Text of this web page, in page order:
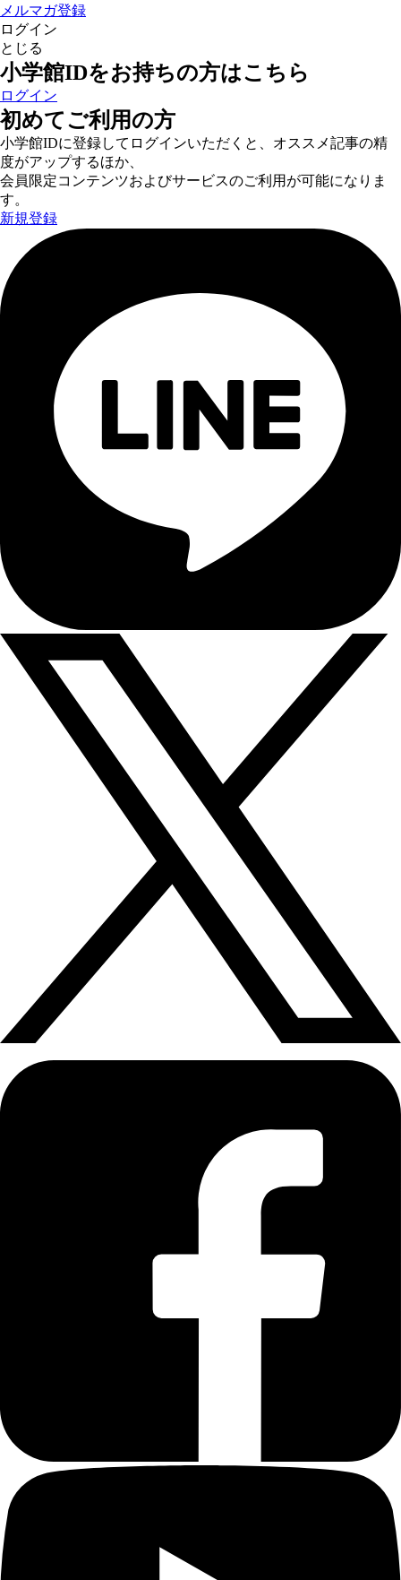
メルマガ登録
ログイン
とじる
小学館IDをお持ちの方はこちら
ログイン
初めてご利用の方
小学館IDに登録してログインいただくと、オススメ記事の精
度がアップするほか、
会員限定コンテンツおよびサービスのご利用が可能になりま
す。
新規登録